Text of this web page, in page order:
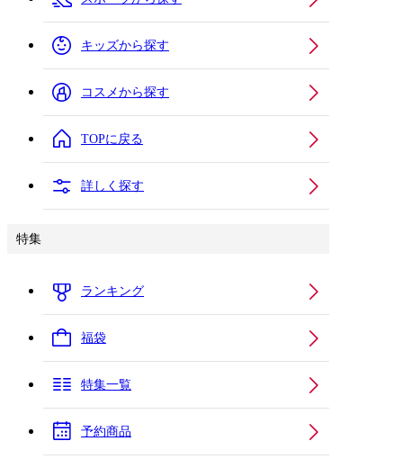
キッズから探す
コスメから探す
TOPに戻る
詳しく探す
特集
ランキング
福袋
特集一覧
予約商品